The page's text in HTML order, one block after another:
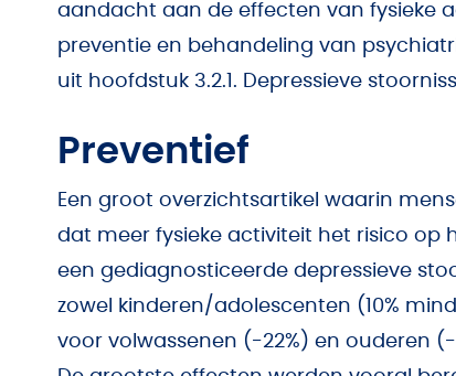
aandacht aan de effecten van fysieke
preventie en behandeling van
uit hoofdstuk 3.2.1. Depressieve
Preventief
Een groot overzichtsartikel waarin
dat meer fysieke activiteit het risico op
een gediagnosticeerde depressieve
zowel kinderen/adolescenten (10%
voor volwassenen (-22%) en ouderen (-